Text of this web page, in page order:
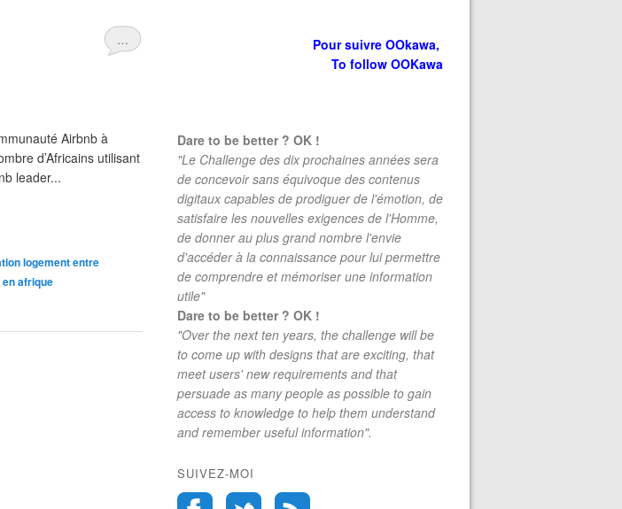
…
Airbnb à
d’Africains utilisant
leader...
logement entre
afrique
Pour suivre OOkawa,
To follow OOKawa
Dare to be better ? OK !
"Le Challenge des dix prochaines années sera
de concevoir sans équivoque des contenus
digitaux capables de prodiguer de l'émotion, de
satisfaire les nouvelles exigences de l'Homme,
de donner au plus grand nombre l'envie
d'accéder à la connaissance pour lui permettre
de comprendre et mémoriser une information
utile"
Dare to be better ? OK !
"Over the next ten years, the challenge will be
to come up with designs that are exciting, that
meet users' new requirements and that
persuade as many people as possible to gain
access to knowledge to help them understand
and remember useful information".
SUIVEZ-MOI